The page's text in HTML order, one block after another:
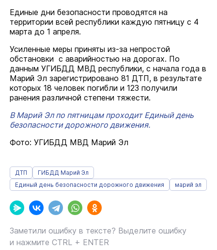
Единые дни безопасности проводятся на
территории всей республики каждую пятницу с 4
марта до 1 апреля.
Усиленные меры приняты из-за непростой
обстановки с аварийностью на дорогах. По
данным УГИБДД МВД республики, с начала года в
Марий Эл зарегистрировано 81 ДТП, в результате
которых 18 человек погибли и 123 получили
ранения различной степени тяжести.
В Марий Эл по пятницам проходит Единый день
безопасности дорожного движения.
Фото: УГИБДД МВД Марий Эл
ДТП
ГИБДД Марий Эл
Единый день безопасности дорожного движения
марий эл
Заметили ошибку в тексте? Выделите ошибку
и нажмите CTRL + ENTER